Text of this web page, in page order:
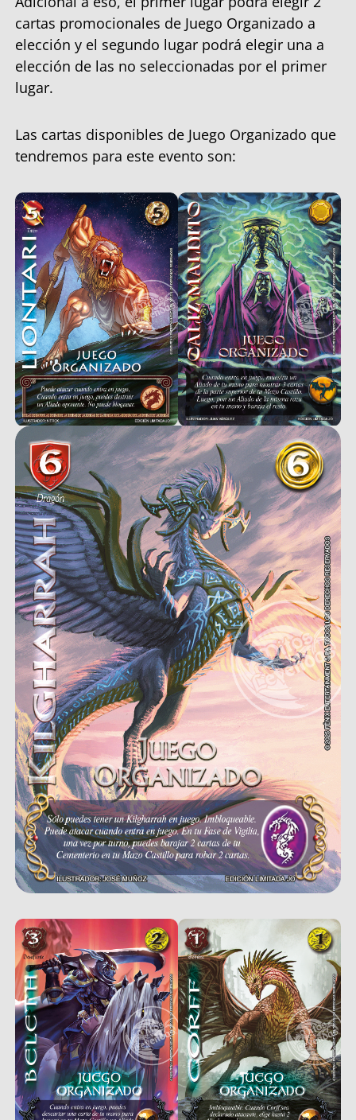
cartas promocionales de Juego Organizado a
elección y el segundo lugar podrá elegir una a
elección de las no seleccionadas por el primer
lugar.
Las cartas disponibles de Juego Organizado que
tendremos para este evento son: